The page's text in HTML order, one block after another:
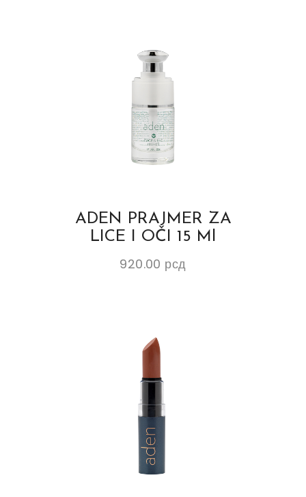
ADEN PRAJMER ZA
LICE I OČI 15 Ml
920.00 рсд